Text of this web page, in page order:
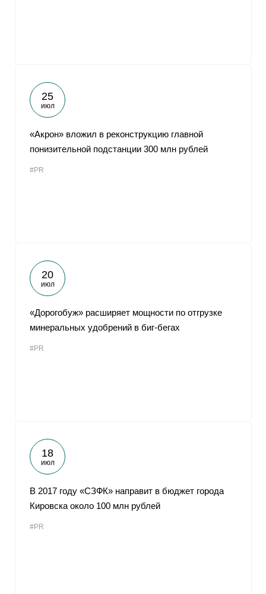
25
июл
«Акрон» вложил в реконструкцию главной
понизительной подстанции 300 млн рублей
#PR
20
июл
«Дорогобуж» расширяет мощности по отгрузке
минеральных удобрений в биг-бегах
#PR
18
июл
В 2017 году «СЗФК» направит в бюджет города
Кировска около 100 млн рублей
#PR